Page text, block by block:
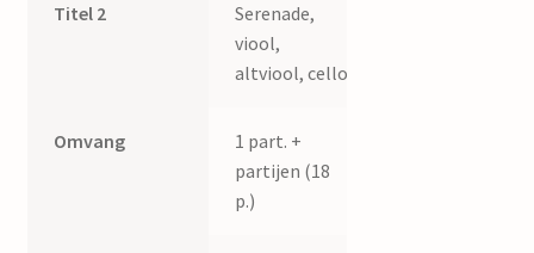
Titel 2
Serenade,
viool,
altviool, cello
Omvang
1 part. +
partijen (18
p.)